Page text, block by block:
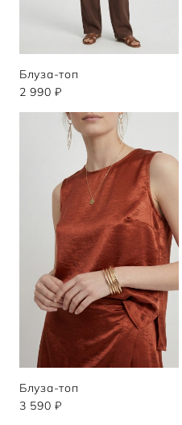
Блуза-топ
2 990 ₽
Блуза-топ
3 590 ₽